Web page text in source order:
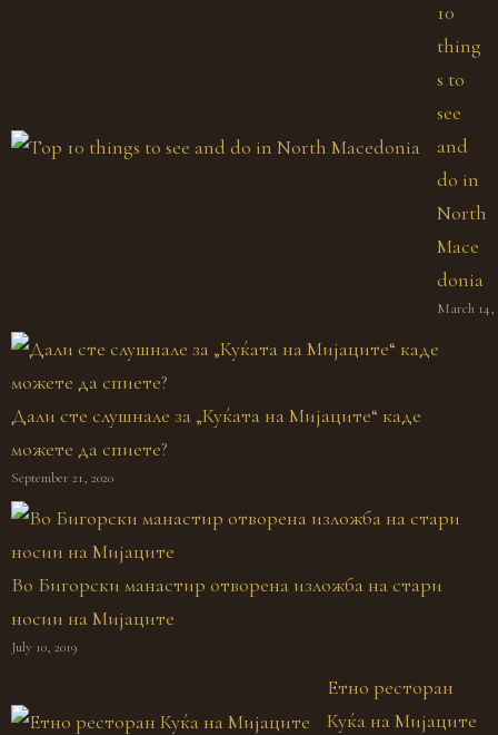
10
thing
s to
see
and
do in
North
Mace
donia
March 14,
Дали сте слушнале за „Куќата на Мијаците“ каде
можете да спиете?
September 21, 2020
Во Бигорски манастир отворена изложба на стари
носии на Мијаците
July 10, 2019
Етно ресторан
Куќа на Мијаците